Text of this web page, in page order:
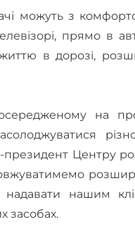
можуть з
прямо в
в дорозі,
на
Центру
нашим
засобах.